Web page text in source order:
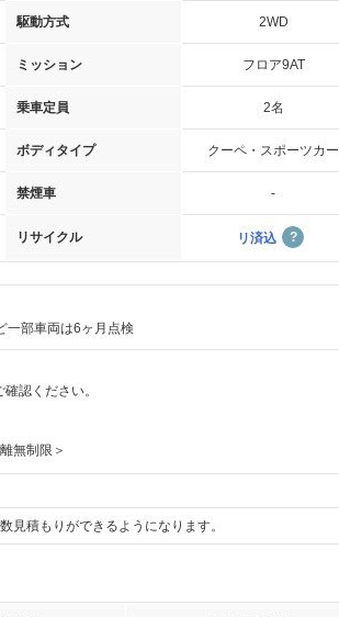
駆動方式 2WD
ミッション フロア9AT
乗車定員 2名
ボディタイプ クーペ・スポーツカー
禁煙車 -
リサイクル リ済込
部車両は6ヶ月点検
認ください。
無制限＞
見積もりができるようになります。